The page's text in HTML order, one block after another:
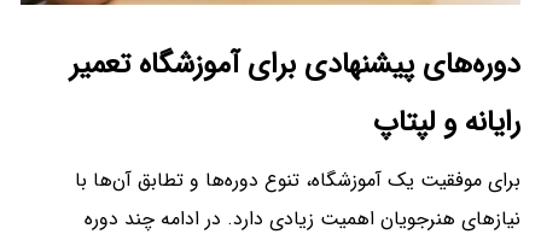
دوره‌های پیشنهادی برای آموزشگاه تعمیر
رایانه و لپتاپ
برای موفقیت یک آموزشگاه، تنوع دوره‌ها و تطابق آن‌ها با
نیازهای هنرجویان اهمیت زیادی دارد. در ادامه چند دوره